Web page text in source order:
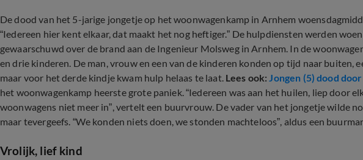
De dood van het 5-jarige jongetje op het woonwagenkamp in Arnhem
“Iedereen hier kent elkaar, dat maakt het nog heftiger.” De hulpdiensten werden
gewaarschuwd over de brand aan de Ingenieur Molsweg in Arnhem. In de
en drie kinderen. De man, vrouw en een van de kinderen konden op tijd naar buiten,
maar voor het derde kindje kwam hulp helaas te laat. Lees ook:Jongen (5) dood
het woonwagenkamp heerste grote paniek. “Iedereen was aan het huilen, liep door
woonwagens niet meer in”, vertelt een buurvrouw. De vader van het jongetje wilde
maar tevergeefs. “We konden niets doen, we stonden machteloos”, aldus een
Vrolijk, lief kind